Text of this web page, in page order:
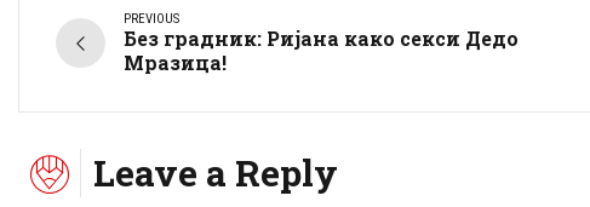
PREVIOUS
Без градник: Ријана како секси Дедо
Мразица!
Leave a Reply